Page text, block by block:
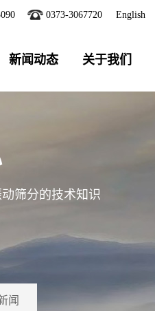
0373-3067720 English
新闻动态 关于我们
筛分的技术知识
闻